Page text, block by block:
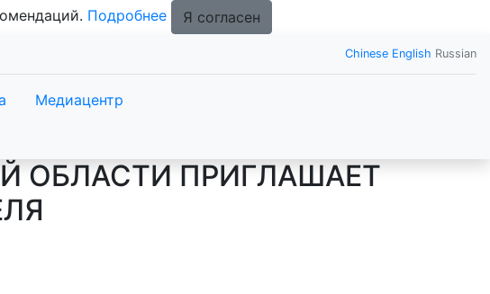
Подробнее Я согласен
Chinese English Russian
Медиацентр
ОБЛАСТИ ПРИГЛАШАЕТ